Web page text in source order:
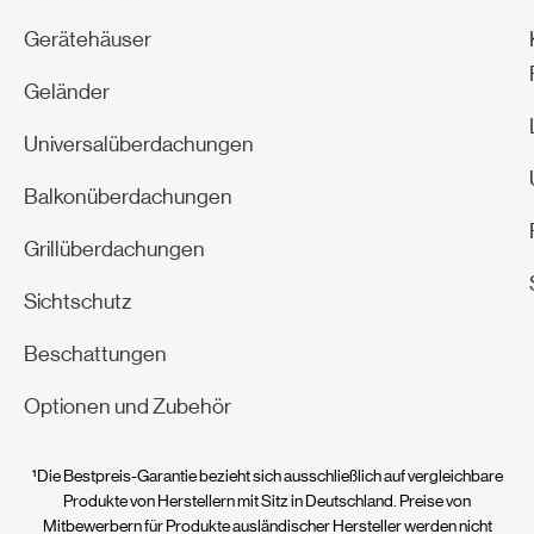
Gerätehäuser
Geländer
Universalüberdachungen
Balkonüberdachungen
Grillüberdachungen
Sichtschutz
Beschattungen
Optionen und Zubehör
¹Die Bestpreis-Garantie bezieht sich ausschließlich auf vergleichbare
Produkte von Herstellern mit Sitz in Deutschland. Preise von
Mitbewerbern für Produkte ausländischer Hersteller werden nicht